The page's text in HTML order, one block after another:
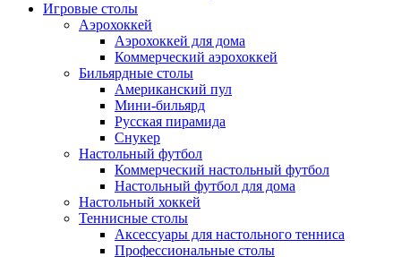
Игровые столы
Аэрохоккей
Аэрохоккей для дома
Коммерческий аэрохоккей
Бильярдные столы
Американский пул
Мини-бильярд
Русская пирамида
Снукер
Настольный футбол
Коммерческий настольный футбол
Настольный футбол для дома
Настольный хоккей
Теннисные столы
Аксессуары для настольного тенниса
Профессиональные столы